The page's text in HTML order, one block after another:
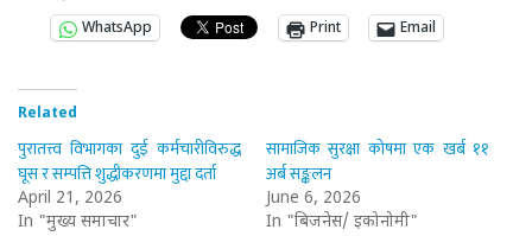
WhatsApp
Print Email
Related
पुरातत्त्व विभागका दुई कर्मचारीविरुद्ध
घूस र सम्पत्ति शुद्धीकरणमा मुद्दा दर्ता
April 21, 2026
In "मुख्य समाचार"
सामाजिक सुरक्षा कोषमा एक खर्ब ११
अर्ब सङ्कलन
June 6, 2026
In "बिजनेस/ इकोनोमी"